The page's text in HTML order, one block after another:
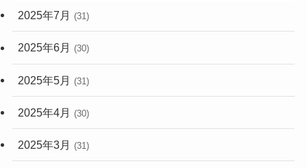
2025年7月 (31)
2025年6月 (30)
2025年5月 (31)
2025年4月 (30)
2025年3月 (31)